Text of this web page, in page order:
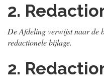
2.
De Afdeling verwijst naar de
redactionele bijlage.
2.